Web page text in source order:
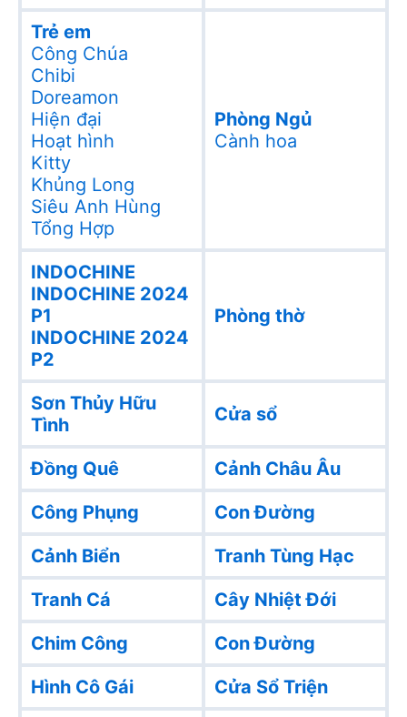
Trẻ em
Công Chúa
Chibi
Doreamon
Hiện đại
Hoạt hình
Kitty
Khủng Long
Siêu Anh Hùng
Tổng Hợp
Phòng Ngủ
Cành hoa
INDOCHINE
INDOCHINE 2024
P1
INDOCHINE 2024
P2
Phòng thờ
Sơn Thủy Hữu
Tình
Cửa sổ
Đồng Quê
Cảnh Châu Âu
Công Phụng
Con Đường
Cảnh Biển
Tranh Tùng Hạc
Tranh Cá
Cây Nhiệt Đới
Chim Công
Con Đường
Hình Cô Gái
Cửa Sổ Triện